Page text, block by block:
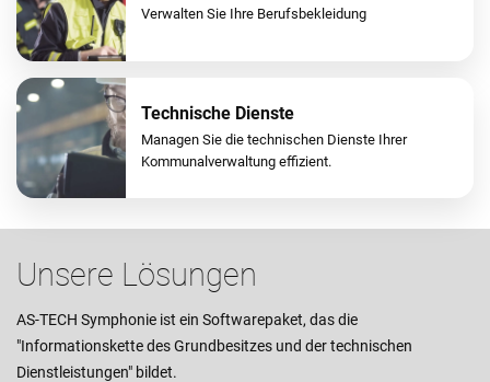
Verwalten Sie Ihre Berufsbekleidung
Technische Dienste
Managen Sie die technischen Dienste Ihrer
Kommunalverwaltung effizient.
Unsere Lösungen
AS-TECH Symphonie ist ein Softwarepaket, das die
"Informationskette des Grundbesitzes und der technischen
Dienstleistungen" bildet.